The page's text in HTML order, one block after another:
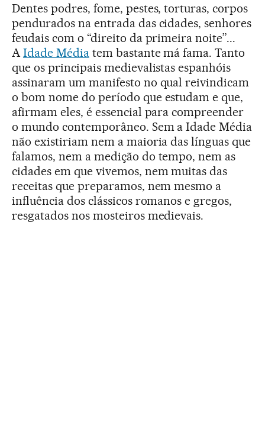
Dentes podres, fome, pestes, torturas, corpos
pendurados na entrada das cidades, senhores
feudais com o “direito da primeira noite”...
A Idade Médiatem bastante má fama. Tanto
que os principais medievalistas espanhóis
assinaram um manifesto no qual reivindicam
o bom nome do período que estudam e que,
afirmam eles, é essencial para compreender
o mundo contemporâneo. Sem a Idade Média
não existiriam nem a maioria das línguas que
falamos, nem a medição do tempo, nem as
cidades em que vivemos, nem muitas das
receitas que preparamos, nem mesmo a
influência dos clássicos romanos e gregos,
resgatados nos mosteiros medievais.